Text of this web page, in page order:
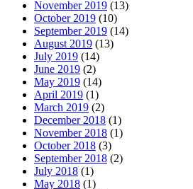
November 2019 (13)
October 2019 (10)
September 2019 (14)
August 2019 (13)
July 2019 (14)
June 2019 (2)
May 2019 (14)
April 2019 (1)
March 2019 (2)
December 2018 (1)
November 2018 (1)
October 2018 (3)
September 2018 (2)
July 2018 (1)
May 2018 (1)